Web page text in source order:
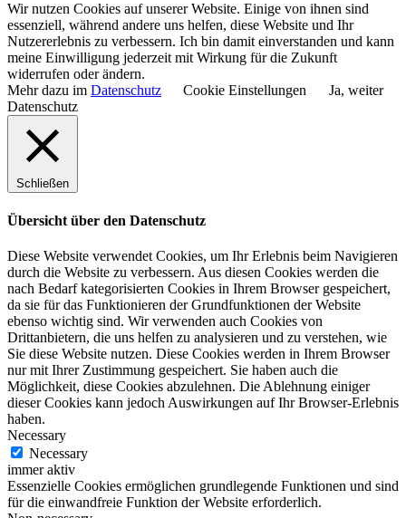
Wir nutzen Cookies auf unserer Website. Einige von ihnen sind
essenziell, während andere uns helfen, diese Website und Ihr
Nutzererlebnis zu verbessern. Ich bin damit einverstanden und kann
meine Einwilligung jederzeit mit Wirkung für die Zukunft
widerrufen oder ändern.
Mehr dazu im Datenschutz Cookie Einstellungen
Ja, weiter
Datenschutz
Schließen
Übersicht über den Datenschutz
Diese Website verwendet Cookies, um Ihr Erlebnis beim Navigieren
durch die Website zu verbessern. Aus diesen Cookies werden die
nach Bedarf kategorisierten Cookies in Ihrem Browser gespeichert,
da sie für das Funktionieren der Grundfunktionen der Website
ebenso wichtig sind. Wir verwenden auch Cookies von
Drittanbietern, die uns helfen zu analysieren und zu verstehen, wie
Sie diese Website nutzen. Diese Cookies werden in Ihrem Browser
nur mit Ihrer Zustimmung gespeichert. Sie haben auch die
Möglichkeit, diese Cookies abzulehnen. Die Ablehnung einiger
dieser Cookies kann jedoch Auswirkungen auf Ihr Browser-Erlebnis
haben.
Necessary
Necessary
immer aktiv
Essenzielle Cookies ermöglichen grundlegende Funktionen und sind
für die einwandfreie Funktion der Website erforderlich.